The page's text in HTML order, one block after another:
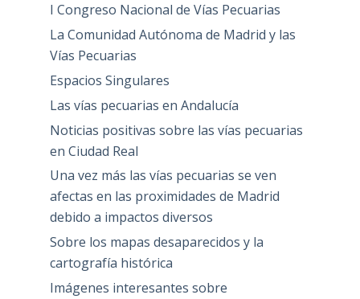
I Congreso Nacional de Vías Pecuarias
La Comunidad Autónoma de Madrid y las
Vías Pecuarias
Espacios Singulares
Las vías pecuarias en Andalucía
Noticias positivas sobre las vías pecuarias
en Ciudad Real
Una vez más las vías pecuarias se ven
afectas en las proximidades de Madrid
debido a impactos diversos
Sobre los mapas desaparecidos y la
cartografía histórica
Imágenes interesantes sobre